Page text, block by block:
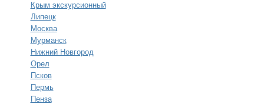
Крым экскурсионный
Липецк
Москва
Мурманск
Нижний Новгород
Орел
Псков
Пермь
Пенза